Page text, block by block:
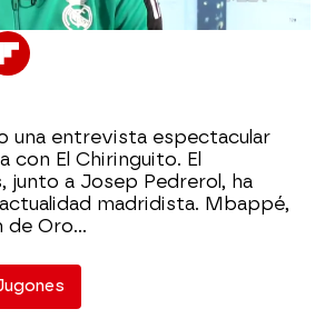
Flipboard
una entrevista espectacular
con El Chiringuito. El
junto a Josep Pedrerol, ha
madridista. Mbappé,
de Oro...